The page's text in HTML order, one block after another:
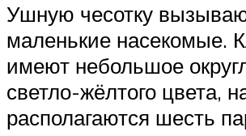
Ушную чесотку
маленькие насекомые.
имеют небольшое
светло-жёлтого цвета,
располагаются шесть